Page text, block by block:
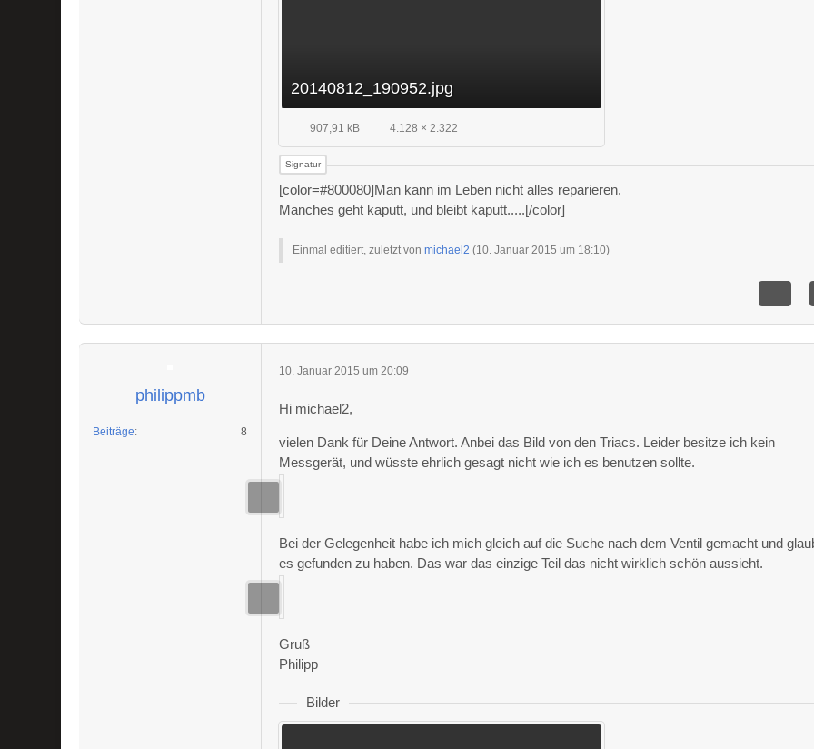
20140812_190952.jpg
907,91 kB 4.128 × 2.322
[color=#800080]Man kann im Leben nicht alles reparieren.
Manches geht kaputt, und bleibt kaputt.....[/color]
Einmal editiert, zuletzt vonmichael2 (10. Januar 2015 um 18:10)
philippmb
Beiträge 8
10. Januar 2015 um 20:09
Hi michael2,
vielen Dank für Deine Antwort. Anbei das Bild von den Triacs. Leider besitze ich kein
Messgerät, und wüsste ehrlich gesagt nicht wie ich es benutzen sollte.
Bei der Gelegenheit habe ich mich gleich auf die Suche nach dem Ventil gemacht und
es gefunden zu haben. Das war das einzige Teil das nicht wirklich schön aussieht.
Gruß
Philipp
Bilder